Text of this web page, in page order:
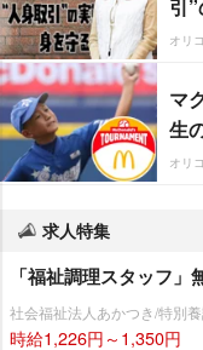
引
オリ
マ
生
オリ
求人特集
「福祉調理スタッフ
社会福祉法人あかつき/特別
時給1,226円～1,350円